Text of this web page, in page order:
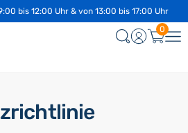
bis 12:00 Uhr & von 13:00 bis 17:00 Uhr
oder Geld zurück
0